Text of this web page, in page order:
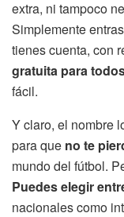
extra, ni tampoco
Simplemente
tienes cuenta, con
gratuita para
fácil.
Y claro, el nombre
para que no te
mundo del fútbol.
Puedes elegir
nacionales como